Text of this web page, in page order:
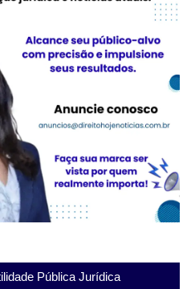
Pública Jurídica